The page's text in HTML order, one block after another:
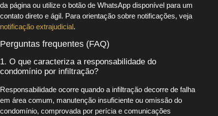
da página ou utilize o botão de WhatsApp disponível para um
contato direto e ágil. Para orientação sobre notificações, veja
notificação extrajudicial.
Perguntas frequentes (FAQ)
1. O que caracteriza a responsabilidade do
condomínio por infiltração?
Responsabilidade ocorre quando a infiltração decorre de falha
em área comum, manutenção insuficiente ou omissão do
condomínio, comprovada por perícia e comunicações